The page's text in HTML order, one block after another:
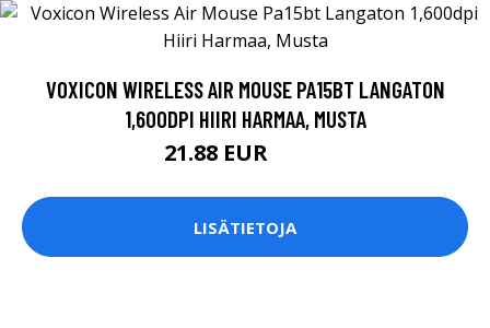
VOXICON WIRELESS AIR MOUSE PA15BT LANGATON
1,600DPI HIIRI HARMAA, MUSTA
21.88 EUR
LISÄTIETOJA